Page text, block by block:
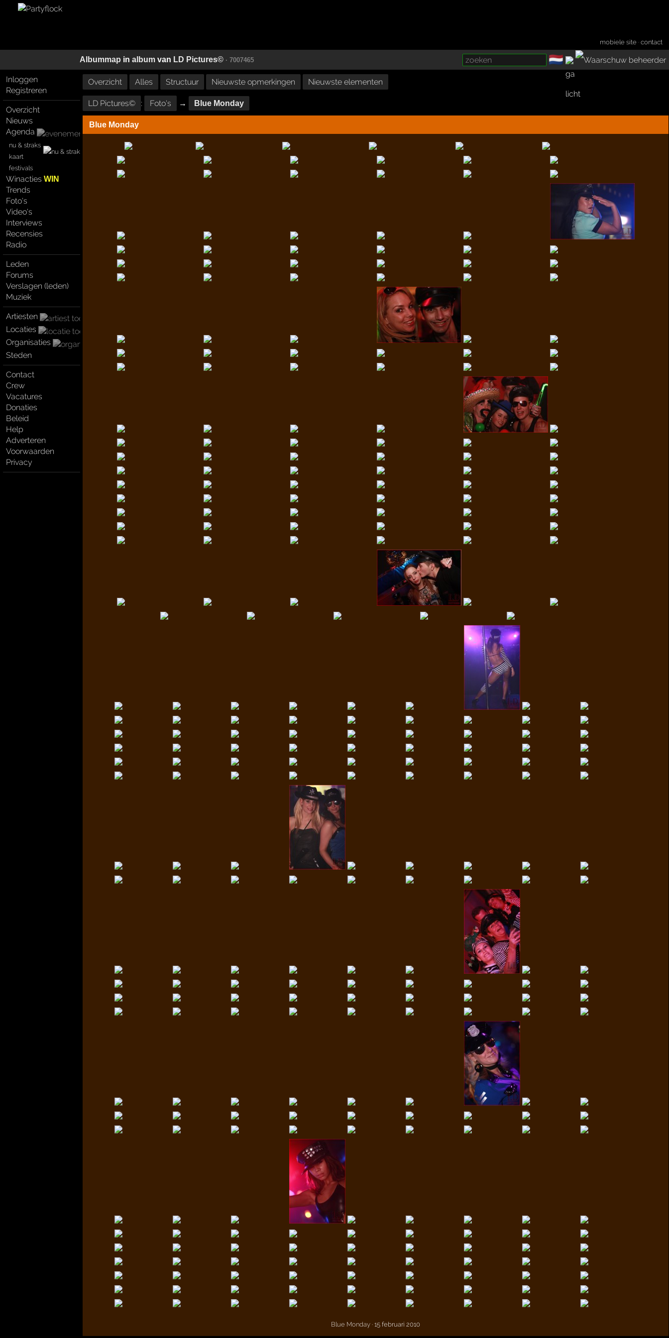
mobiele site ·contact
Albummap in album van LD Pictures© · 7007465 🇳🇱
Inloggen
Registreren
Overzicht
Nieuws
Agenda
nu & straks
kaart
festivals
WinactiesWIN
Trends
Foto's
Video's
Interviews
Recensies
Radio
Leden
Forums
Verslagen (leden)
Muziek
Artiesten
Locaties
Organisaties
Steden
Contact
Crew
Vacatures
Donaties
Beleid
Help
Adverteren
Voorwaarden
Privacy
Overzicht Alles Structuur Nieuwste opmerkingen Nieuwste elementen
LD Pictures© : Foto's → Blue Monday
Blue Monday
Blue Monday· 15 februari 2010